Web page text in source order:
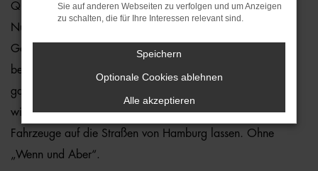
Qualität der Fahrzeuge begeistert. Dennoch gehen wir auf
Nummer sicher und schauen bei jedem VW Golf Sportsvan
Gebrauchtwagen für Hamburg genauestens nach. Konkret
bedeutet dies, dass jedes Auto in unserer Meisterwerkstatt
gastiert und dort überprüft und ggf. repariert und gewartet
wird. Unser Credo besteht darin, dass wir nur erstklassige
Fahrzeuge auf die Straßen von Hamburg lassen. Ohne
„Wenn und Aber“.
Sie auf anderen Webseiten zu verfolgen und um Anzeigen
zu schalten, die für Ihre Interessen relevant sind.
Speichern
Optionale Cookies ablehnen
Alle akzeptieren